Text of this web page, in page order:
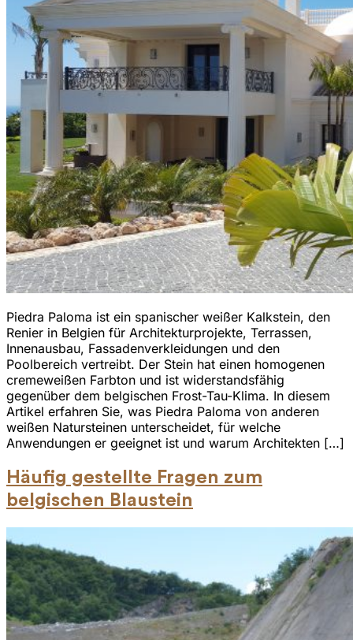
Piedra Paloma ist ein spanischer weißer Kalkstein, den
Renier in Belgien für Architekturprojekte, Terrassen,
Innenausbau, Fassadenverkleidungen und den
Poolbereich vertreibt. Der Stein hat einen homogenen
cremeweißen Farbton und ist widerstandsfähig
gegenüber dem belgischen Frost-Tau-Klima. In diesem
Artikel erfahren Sie, was Piedra Paloma von anderen
weißen Natursteinen unterscheidet, für welche
Anwendungen er geeignet ist und warum Architekten […]
Häufig gestellte Fragen zum
belgischen Blaustein